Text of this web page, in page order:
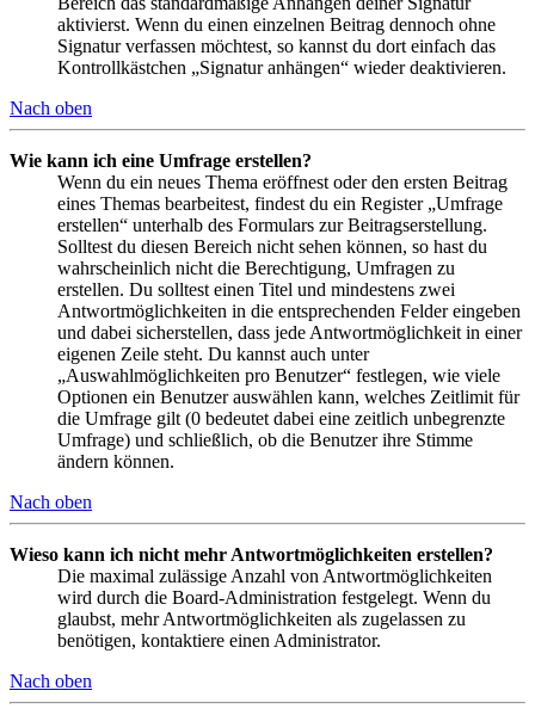
aktivierst. Wenn du einen einzelnen Beitrag dennoch ohne
Signatur verfassen möchtest, so kannst du dort einfach das
Kontrollkästchen „Signatur anhängen“ wieder deaktivieren.
Nach oben
Wie kann ich eine Umfrage erstellen?
Wenn du ein neues Thema eröffnest oder den ersten Beitrag
eines Themas bearbeitest, findest du ein Register „Umfrage
erstellen“ unterhalb des Formulars zur Beitragserstellung.
Solltest du diesen Bereich nicht sehen können, so hast du
wahrscheinlich nicht die Berechtigung, Umfragen zu
erstellen. Du solltest einen Titel und mindestens zwei
Antwortmöglichkeiten in die entsprechenden Felder eingeben
und dabei sicherstellen, dass jede Antwortmöglichkeit in einer
eigenen Zeile steht. Du kannst auch unter
„Auswahlmöglichkeiten pro Benutzer“ festlegen, wie viele
Optionen ein Benutzer auswählen kann, welches Zeitlimit für
die Umfrage gilt (0 bedeutet dabei eine zeitlich unbegrenzte
Umfrage) und schließlich, ob die Benutzer ihre Stimme
ändern können.
Nach oben
Wieso kann ich nicht mehr Antwortmöglichkeiten erstellen?
Die maximal zulässige Anzahl von Antwortmöglichkeiten
wird durch die Board-Administration festgelegt. Wenn du
glaubst, mehr Antwortmöglichkeiten als zugelassen zu
benötigen, kontaktiere einen Administrator.
Nach oben